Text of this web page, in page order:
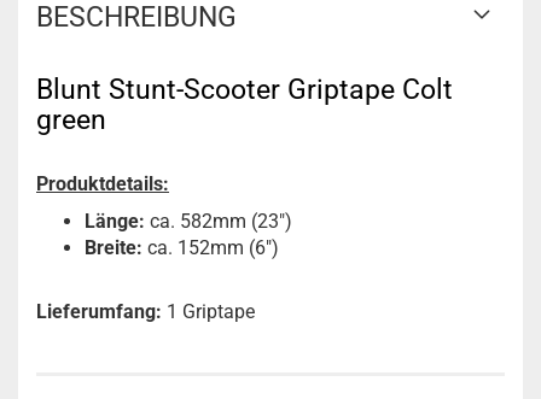
BESCHREIBUNG
Blunt Stunt-Scooter Griptape Colt
green
Produktdetails:
Länge: ca. 582mm (23")
Breite: ca. 152mm (6")
Lieferumfang: 1 Griptape